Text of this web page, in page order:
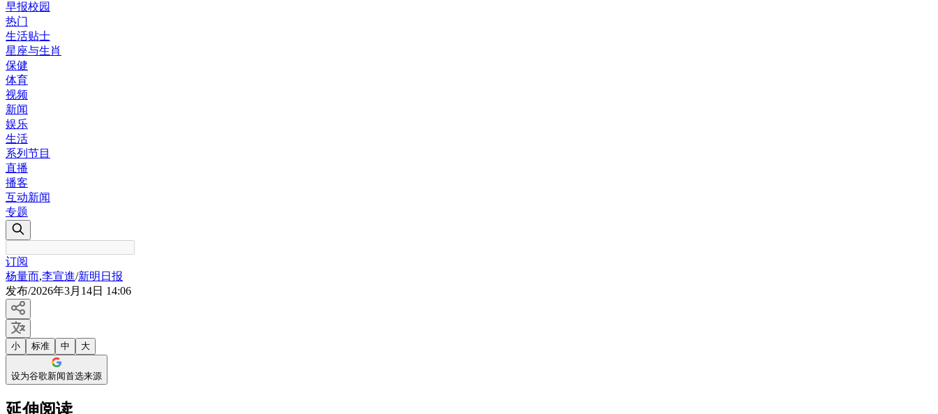
早报校园
热门
生活贴士
星座与生肖
保健
体育
视频
新闻
娱乐
生活
系列节目
直播
播客
互动新闻
专题
订阅
杨量而,李宣進/新明日报
发布/2026年3月14日 14:06
小 标准 中 大
设为谷歌新闻首选来源
延伸阅读